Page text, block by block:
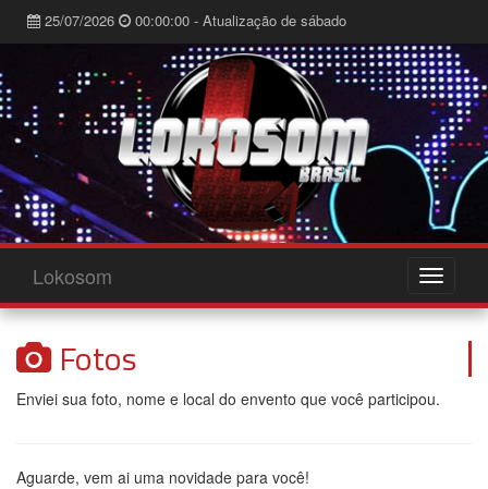
25/07/2026 00:00:00 - Atualização de sábado
Lokosom
Fotos
Enviei sua foto, nome e local do envento que você participou.
Aguarde, vem ai uma novidade para você!